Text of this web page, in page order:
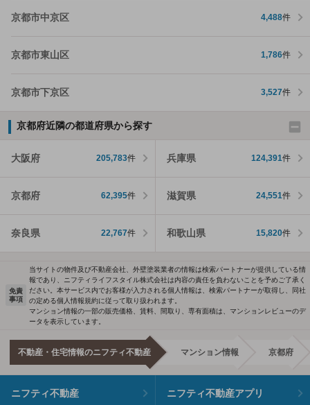
京都市中京区 4,488件
京都市東山区 1,786件
京都市下京区 3,527件
京都府近隣の都道府県から探す
大阪府 205,783件 兵庫県 124,391件
京都府 62,395件 滋賀県 24,551件
奈良県 22,767件 和歌山県 15,820件
免責
事項
当サイトの物件及び不動産会社、外壁塗装業者の情報は検索パートナーが提供している情
報であり、ニフティライフスタイル株式会社は内容の責任を負わないことを予めご了承く
ださい。本サービス内でお客様が入力される個人情報は、検索パートナーが取得し、同社
の定める個人情報規約に従って取り扱われます。
マンション情報の一部の販売価格、賃料、間取り、専有面積は、マンションレビューのデ
ータを表示しています。
不動産・住宅情報のニフティ不動産 マンション情報 京都府
ニフティ不動産 ニフティ不動産アプリ